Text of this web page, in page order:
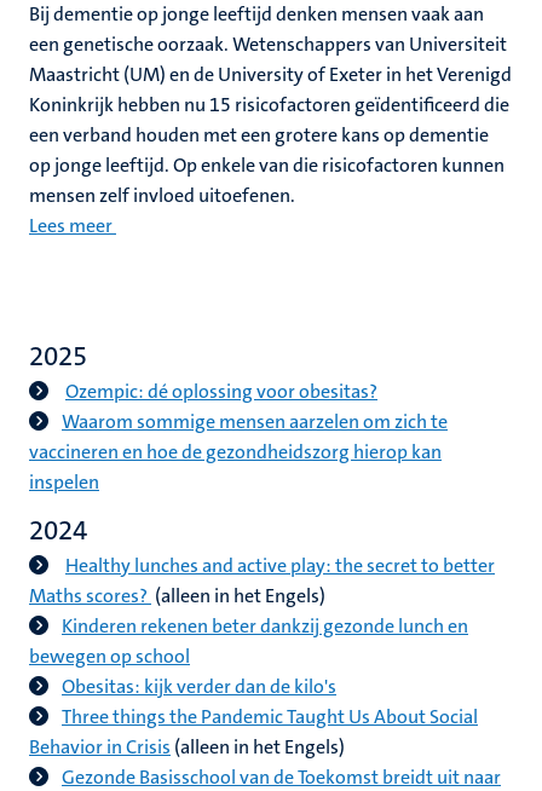
Bij dementie op jonge leeftijd denken mensen vaak aan
een genetische oorzaak. Wetenschappers van Universiteit
Maastricht (UM) en de University of Exeter in het Verenigd
Koninkrijk hebben nu 15 risicofactoren geïdentificeerd die
een verband houden met een grotere kans op dementie
op jonge leeftijd. Op enkele van die risicofactoren kunnen
mensen zelf invloed uitoefenen.
Lees meer
2025
Ozempic: dé oplossing voor obesitas?
Waarom sommige mensen aarzelen om zich te
vaccineren en hoe de gezondheidszorg hierop kan
inspelen
2024
Healthy lunches and active play: the secret to better
Maths scores? (alleen in het Engels)
Kinderen rekenen beter dankzij gezonde lunch en
bewegen op school
Obesitas: kijk verder dan de kilo's
Three things the Pandemic Taught Us About Social
Behavior in Crisis (alleen in het Engels)
Gezonde Basisschool van de Toekomst breidt uit naar